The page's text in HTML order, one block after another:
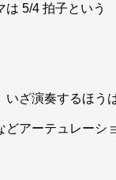
は 5/4 拍子とい
ざ演奏するほう
アーテュレーシ